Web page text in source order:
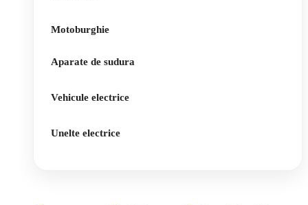
Motoburghie
Aparate de sudura
Vehicule electrice
Unelte electrice